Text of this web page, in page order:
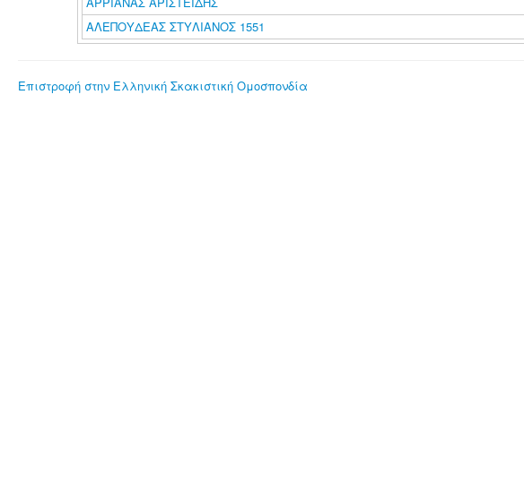
ΑΛΕΠΟΥΔΕΑΣ ΣΤΥΛΙΑΝΟΣ 1551
Επιστροφή στην Ελληνική Σκακιστική Ομοσπονδία